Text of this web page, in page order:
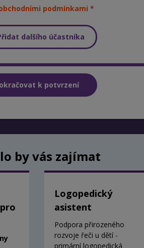
podmínkami
dalšího účastníka
by vás zajímat
Logopedický
asistent
Podpora přirozeného
rozvoje řeči u dětí -
primární logopedická